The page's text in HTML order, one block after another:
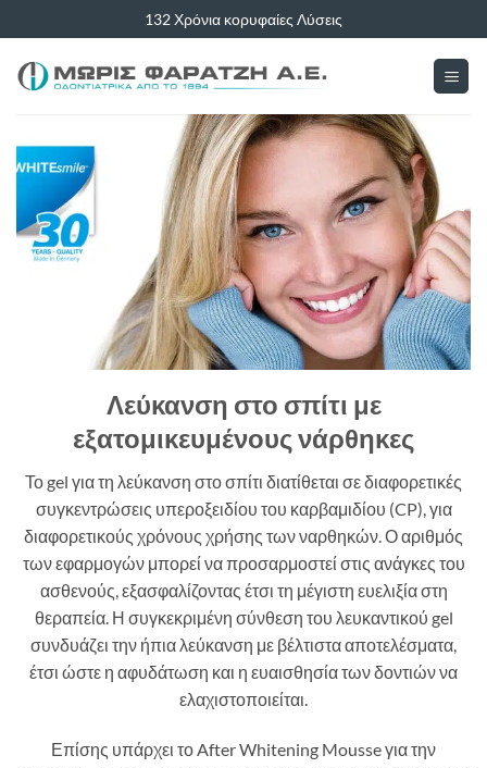
στο
περιεχόμενο
132 Χρόνια κορυφαίες Λύσεις
Λεύκανση στο σπίτι με
εξατομικευμένους νάρθηκες
Το gel για τη λεύκανση στο σπίτι διατίθεται σε διαφορετικές
συγκεντρώσεις υπεροξειδίου του καρβαμιδίου (CP), για
διαφορετικούς χρόνους χρήσης των ναρθηκών. Ο αριθμός
των εφαρμογών μπορεί να προσαρμοστεί στις ανάγκες του
ασθενούς, εξασφαλίζοντας έτσι τη μέγιστη ευελιξία στη
θεραπεία. Η συγκεκριμένη σύνθεση του λευκαντικού gel
συνδυάζει την ήπια λεύκανση με βέλτιστα αποτελέσματα,
έτσι ώστε η αφυδάτωση και η ευαισθησία των δοντιών να
ελαχιστοποιείται.
Επίσης υπάρχει το After Whitening Mousse για την